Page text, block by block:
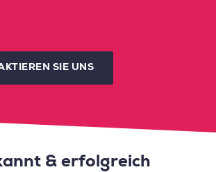
SIE UNS
& erfolgreich